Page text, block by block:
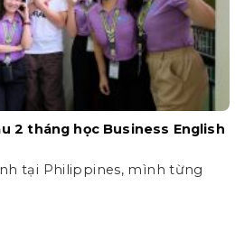
2 tháng học Business English
tại Philippines, mình từng